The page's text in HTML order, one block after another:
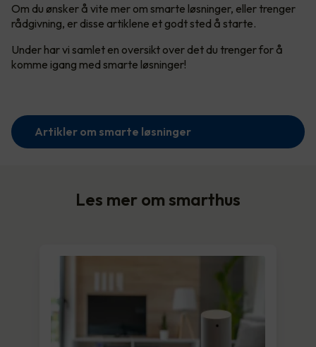
Om du ønsker å vite mer om smarte løsninger, eller trenger
rådgivning, er disse artiklene et godt sted å starte.
Under har vi samlet en oversikt over det du trenger for å
komme igang med smarte løsninger!
Artikler om smarte løsninger
Les mer om smarthus